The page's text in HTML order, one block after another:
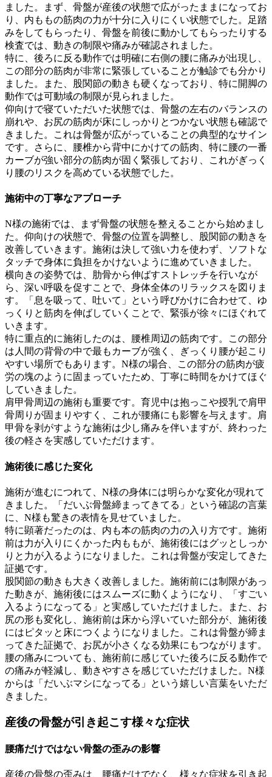
ました。まず、骨盤が産後の状態で広がったままになってお
り、内ももの筋肉の力が十分に入りにくい状態でした。足踏
みをしてもらったり、骨盤を前後に動かしてもらったりする
検査では、動きの制限や痛みが確認されました。
特に、後ろに反る動作では明確に右側の腰に痛みが出現し、
この部分の筋肉が非常に緊張していることが触診でも分かり
ました。また、股関節の動きも硬くなっており、特に開脚の
動作では可動域の制限が見られました。
仰向けで寝ていただいた状態では、骨盤の左右のバランスの
崩れや、お尻の筋肉が床にしっかりとつかない状態も確認で
きました。これは骨盤が広がっていることの典型的なサイン
です。さらに、腰椎から背中にかけての筋肉、特に腰の一番
カーブが強い部分の筋肉が固く緊張しており、これがぎっく
り腰のリスクを高めている状態でした。
施術中の丁寧なアプローチ
N様の施術では、まず骨盤の状態を整えることから始めまし
た。仰向けの状態で、骨盤の位置を調整し、股関節の動きを
改善していきます。施術は決して強い力を使わず、ソフトな
タッチで身体に負担をかけないように進めていきました。
横向きの姿勢では、肋骨から伸ばすストレッチを行いなが
ら、深い呼吸を促すことで、身体全体のリラックスを図りま
す。「息を吸って、吐いて」という呼びかけに合わせて、ゆ
っくりと筋肉を伸ばしていくことで、緊張が徐々にほぐれて
いきます。
特に重点的に施術したのは、腰椎周辺の筋肉です。この部分
は人間の背骨の中で最もカーブが強く、ぎっくり腰が起こり
やすい場所でもあります。N様の場合、この部分の筋肉が疲
労の塊のように固まっていたため、丁寧に時間をかけてほぐ
していきました。
肩甲骨周辺の施術も重要です。育児中は抱っこや授乳で肩甲
骨周りが固まりやすく、これが腰痛にも影響を与えます。肩
甲骨を剥がすような施術は少し痛みを伴いますが、終わった
後の軽さを実感していただけます。
施術後に感じた変化
施術が進むにつれて、N様の身体には明らかな変化が現れて
きました。「だいぶ骨盤締まってきてる」という確認の言葉
に、N様も驚きの表情を見せていました。
特に顕著だったのは、内も本の筋肉の力の入り方です。施術
前は力が入りにくかった内ももが、施術後にはグッとしっか
りと力が入るようになりました。これは骨盤が安定してきた
証拠です。
股関節の動きも大きく改善しました。施術前には制限があっ
た動きが、施術後にはスムーズに動くようになり、「すごい
入るようになってる」と実感していただけました。また、お
尻の形も変化し、施術前は床から浮いていた部分が、施術後
にはピタッと床につくようになりました。これは骨盤が締ま
ってきた証拠で、お尻が小さくなる効果にもつながります。
腰の痛みについても、施術前に感じていた後ろに反る動作で
の痛みが軽減し、動きやすさを感じていただけました。N様
からは「だいぶマシになってる」という嬉しい言葉をいただ
きました。
産後の骨盤が引き起こす様々な症状
腰痛だけではない骨盤の歪みの影響
産後の骨盤の歪みは、腰痛だけでなく、様々な症状を引き起